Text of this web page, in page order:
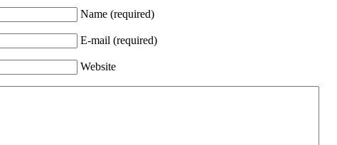
Name (required)
E-mail (required)
Website